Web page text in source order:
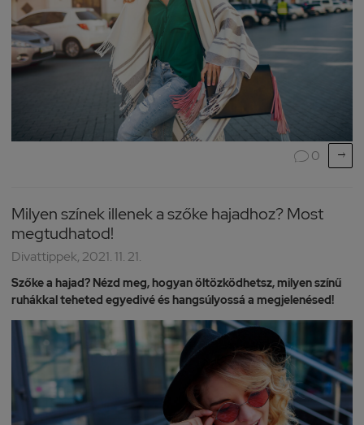
0 
Milyen színek illenek a szőke hajadhoz? Most
megtudhatod!
Divattippek, 2021. 11. 21.
Szőke a hajad? Nézd meg, hogyan öltözködhetsz, milyen színű
ruhákkal teheted egyedivé és hangsúlyossá a megjelenésed!